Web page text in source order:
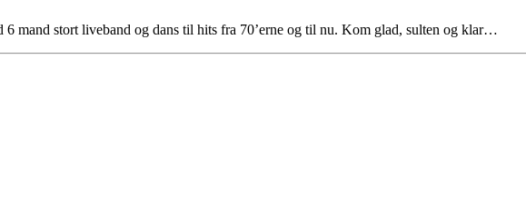
mand stort liveband og dans til hits fra 70’erne og til nu. Kom glad, sulten og klar…